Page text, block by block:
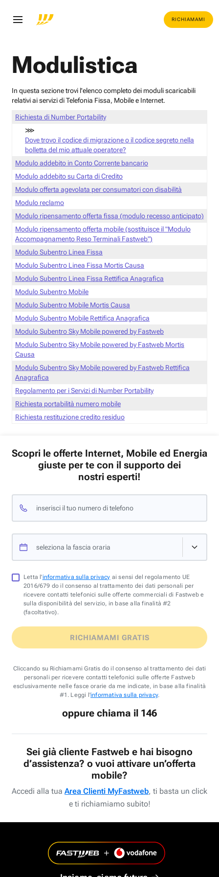
RICHIAMAMI
Modulistica
In questa sezione trovi l'elenco completo dei moduli scaricabili
relativi ai servizi di Telefonia Fissa, Mobile e Internet.
Richiesta di Number Portability
⋙
Dove trovo il codice di migrazione o il codice segreto nella
bolletta del mio attuale operatore?
Modulo addebito in Conto Corrente bancario
Modulo addebito su Carta di Credito
Modulo offerta agevolata per consumatori con disabilità
Modulo reclamo
Modulo ripensamento offerta fissa (modulo recesso anticipato)
Modulo ripensamento offerta mobile (sostituisce il "Modulo
Accompagnamento Reso Terminali Fastweb")
Modulo Subentro Linea Fissa
Modulo Subentro Linea Fissa Mortis Causa
Modulo Subentro Linea Fissa Rettifica Anagrafica
Modulo Subentro Mobile
Modulo Subentro Mobile Mortis Causa
Modulo Subentro Mobile Rettifica Anagrafica
Modulo Subentro Sky Mobile powered by Fastweb
Modulo Subentro Sky Mobile powered by Fastweb Mortis
Causa
Modulo Subentro Sky Mobile powered by Fastweb Rettifica
Anagrafica
Regolamento per i Servizi di Number Portability
Richiesta portabilità numero mobile
Richiesta restituzione credito residuo
Scopri le offerte Internet, Mobile ed Energia
giuste per te con il supporto dei
nostri esperti!
inserisci il tuo numero di telefono
seleziona la fascia oraria
Letta l'informativa sulla privacy ai sensi del regolamento UE
2016/679 do il consenso al trattamento dei dati personali per
ricevere contatti telefonici sulle offerte commerciali di Fastweb e
sulla disponibilità del servizio, in base alla finalità #2
(facoltativo).
RICHIAMAMI GRATIS
Cliccando su Richiamami Gratis do il consenso al trattamento dei dati
personali per ricevere contatti telefonici sulle offerte Fastweb
esclusivamente nelle fasce orarie da me indicate, in base alla finalità
#1. Leggi l'informativa sulla privacy.
oppure chiama il 146
Sei già cliente Fastweb e hai bisogno
d’assistenza? o vuoi attivare un’offerta
mobile?
Accedi alla tua Area Clienti MyFastweb, ti basta un click
e ti richiamiamo subito!